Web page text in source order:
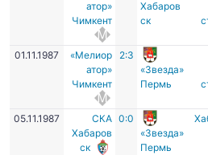
атор»
Чимкент
Хабаров
ск
01.11.1987
«Мелиор
атор»
Чимкент
2:3
«Звезда»
Пермь
05.11.1987
СКА
Хабаров
ск
0:0
«Звезда»
Пермь